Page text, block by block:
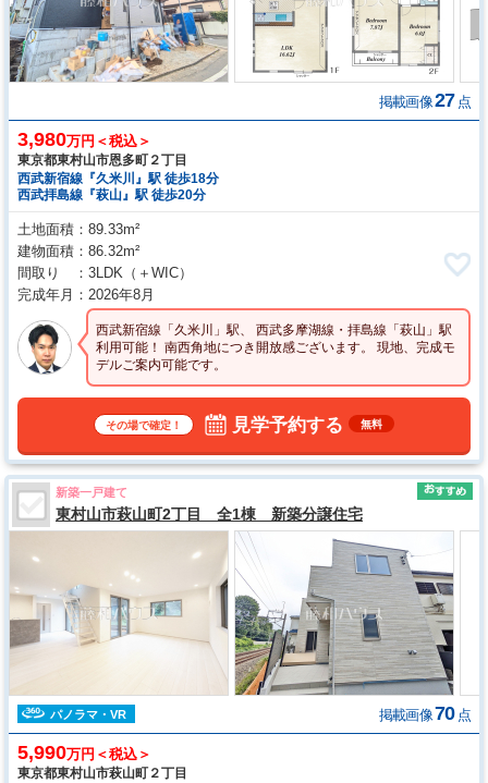
掲載画像27 点
3,980万円＜税込＞
東京都東村山市恩多町２丁目
西武新宿線『久米川』駅 徒歩18分
西武拝島線『萩山』駅 徒歩20分
土地面積
89.33m²
建物面積
86.32m²
間取り
3LDK （＋WIC）
完成年月
2026年8月
西武新宿線「久米川」駅、 西武多摩湖線・拝島線「萩山」駅
利用可能！ 南西角地につき開放感ございます。 現地、完成モ
デルご案内可能です。
その場で確定！ 見学予約する 無料
新築一戸建て
東村山市萩山町2丁目 全1棟 新築分譲住宅
パノラマ・VR 掲載画像70 点
5,990万円＜税込＞
東京都東村山市萩山町２丁目